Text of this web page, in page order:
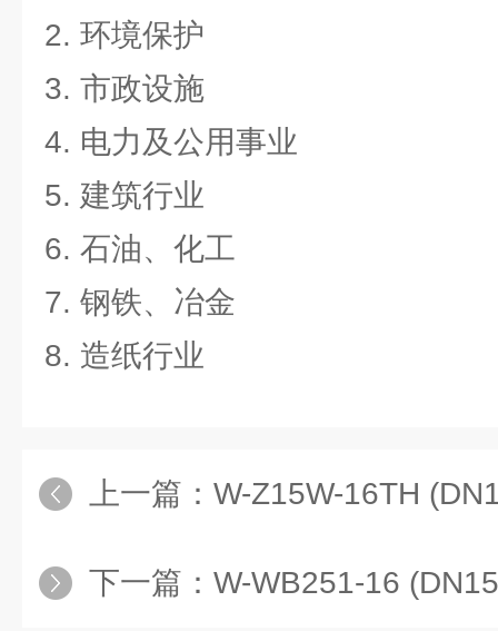
2. 环境保护
3. 市政设施
4. 电力及公用事业
5. 建筑行业
6. 石油、化工
7. 钢铁、冶金
8. 造纸行业
上一篇： W-Z15W-16TH (DN15-
下一篇： W-WB251-16 (DN15-